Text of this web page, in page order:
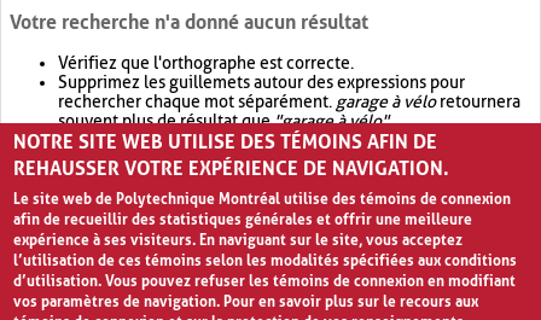
Votre recherche n'a donné aucun résultat
Vérifiez que l'orthographe est correcte.
Supprimez les guillemets autour des expressions pour
rechercher chaque mot séparément. garage à véloretournera
souvent plus de résultat que"garage à vélo".
Envisagez d'élargir votre recherche avec OR.garage OR vélo
retournera souvent plus de résultat quegarage à vélo
NOTRE SITE WEB UTILISE DES TÉMOINS AFIN DE
REHAUSSER VOTRE EXPÉRIENCE DE NAVIGATION.
Le site web de Polytechnique Montréal utilise des témoins de connexion
afin de recueillir des statistiques générales et offrir une meilleure
expérience à ses visiteurs. En naviguant sur le site, vous acceptez
l’utilisation de ces témoins selon les modalités spécifiées aux conditions
d’utilisation. Vous pouvez refuser les témoins de connexion en modifiant
vos paramètres de navigation. Pour en savoir plus sur le recours aux